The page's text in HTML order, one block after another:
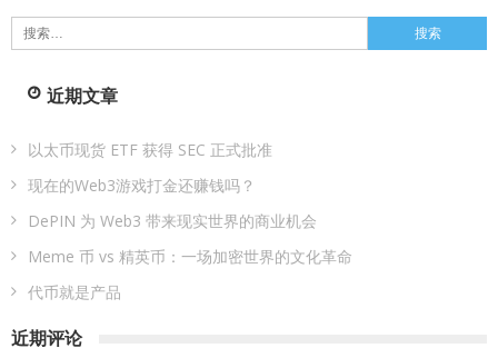
章
搜
索：
近期文章
以太币现货 ETF 获得 SEC 正式批准
现在的Web3游戏打金还赚钱吗？
DePIN 为 Web3 带来现实世界的商业机会
Meme 币 vs 精英币：一场加密世界的文化革命
代币就是产品
近期评论